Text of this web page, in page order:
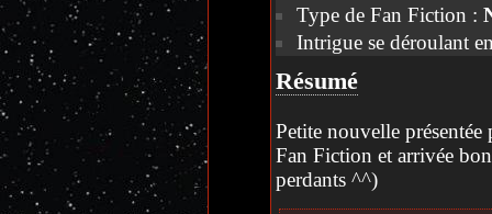
Type de Fan Fiction :
Intrigue se déroulant
Résumé
Petite nouvelle
Fan Fiction et arrivée
perdants ^^)